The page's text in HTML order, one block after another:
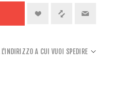
L'INDIRIZZO A CUI VUOI SPEDIRE